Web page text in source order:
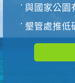
與國家公園
墾管處推低